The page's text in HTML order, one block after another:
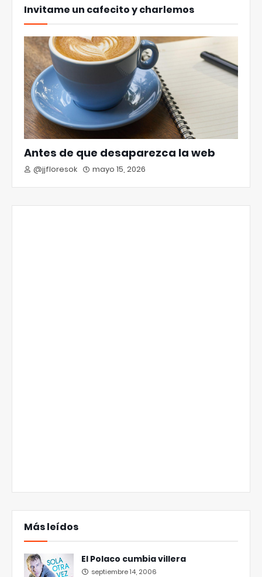
Invitame un cafecito y charlemos
Antes de que desaparezca la web
@jjfloresok mayo 15, 2026
Más leídos
El Polaco cumbia villera
septiembre 14, 2006